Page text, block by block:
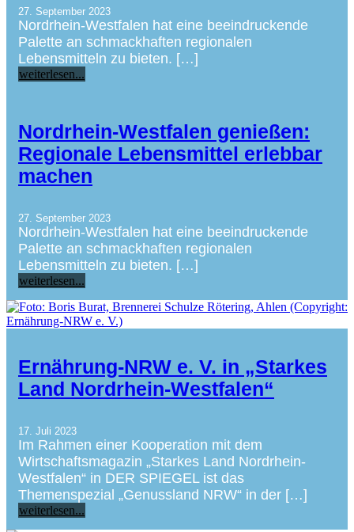
27. September 2023
Nordrhein-Westfalen hat eine beeindruckende
Palette an schmackhaften regionalen
Lebensmitteln zu bieten. […]
weiterlesen...
Nordrhein-Westfalen genießen:
Regionale Lebensmittel erlebbar
machen
27. September 2023
Nordrhein-Westfalen hat eine beeindruckende
Palette an schmackhaften regionalen
Lebensmitteln zu bieten. […]
weiterlesen...
Ernährung-NRW e. V. in „Starkes
Land Nordrhein-Westfalen“
17. Juli 2023
Im Rahmen einer Kooperation mit dem
Wirtschaftsmagazin „Starkes Land Nordrhein-
Westfalen“ in DER SPIEGEL ist das
Themenspezial „Genussland NRW“ in der […]
weiterlesen...